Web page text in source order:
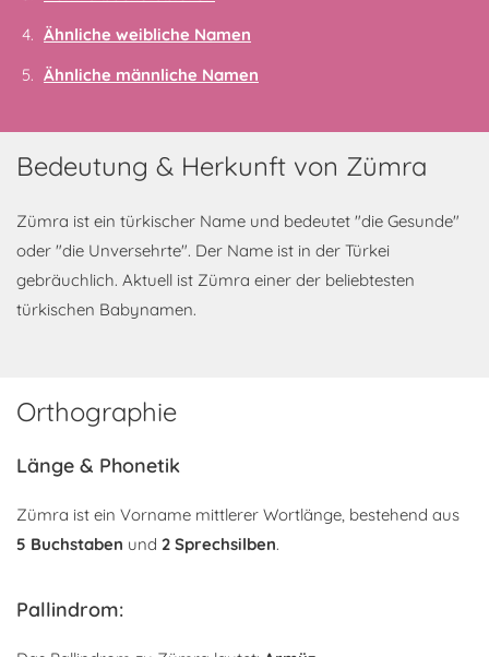
Ähnliche weibliche Namen
Ähnliche männliche Namen
Bedeutung & Herkunft von Zümra
Zümra ist ein türkischer Name und bedeutet "die Gesunde"
oder "die Unversehrte". Der Name ist in der Türkei
gebräuchlich. Aktuell ist Zümra einer der beliebtesten
türkischen Babynamen.
Orthographie
Länge & Phonetik
Zümra ist ein Vorname mittlerer Wortlänge, bestehend aus
5 Buchstaben und 2 Sprechsilben.
Pallindrom: